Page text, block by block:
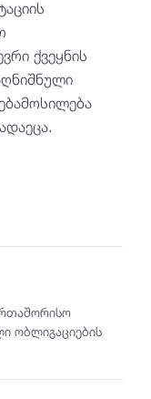
ქვეყნის
ობლიგაციების